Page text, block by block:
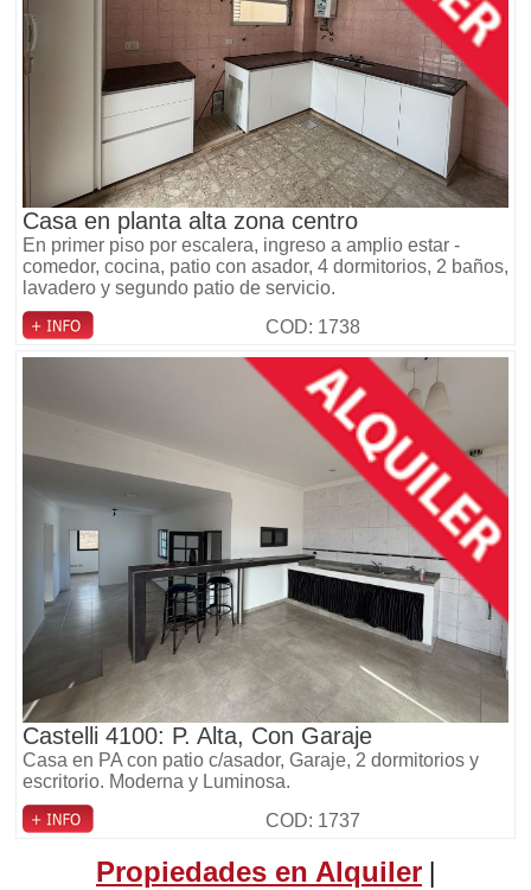
Casa en planta alta zona centro
En primer piso por escalera, ingreso a amplio estar -
comedor, cocina, patio con asador, 4 dormitorios, 2 baños,
lavadero y segundo patio de servicio.
COD: 1738
Castelli 4100: P. Alta, Con Garaje
Casa en PA con patio c/asador, Garaje, 2 dormitorios y
escritorio. Moderna y Luminosa.
COD: 1737
Propiedades en Alquiler|